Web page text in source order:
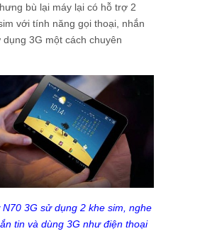
bù lại máy lại có hỗ trợ 2
với tính năng gọi thoại, nhắn
dụng 3G một cách chuyên
N70 3G sử dụng 2 khe sim, nghe
tin và dùng 3G như điện thoại